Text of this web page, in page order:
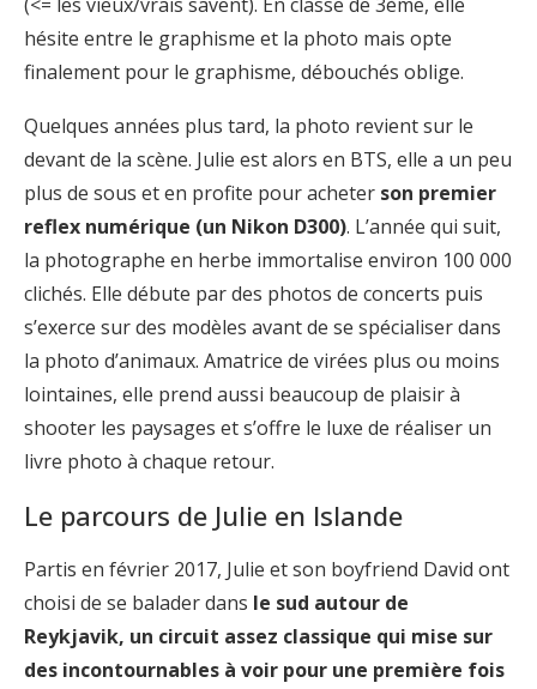
(<= les vieux/vrais savent). En classe de 3ème, elle
hésite entre le graphisme et la photo mais opte
finalement pour le graphisme, débouchés oblige.
Quelques années plus tard, la photo revient sur le
devant de la scène. Julie est alors en BTS, elle a un peu
plus de sous et en profite pour acheter son premier
reflex numérique (un Nikon D300). L’année qui suit,
la photographe en herbe immortalise environ 100 000
clichés. Elle débute par des photos de concerts puis
s’exerce sur des modèles avant de se spécialiser dans
la photo d’animaux. Amatrice de virées plus ou moins
lointaines, elle prend aussi beaucoup de plaisir à
shooter les paysages et s’offre le luxe de réaliser un
livre photo à chaque retour.
Le parcours de Julie en Islande
Partis en février 2017, Julie et son boyfriend David ont
choisi de se balader dans le sud autour de
Reykjavik, un circuit assez classique qui mise sur
des incontournables à voir pour une première fois